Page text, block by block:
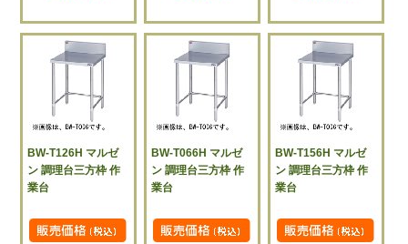
BW-T126H マルゼ
ン 調理台三方枠 作
業台
BW-T066H マルゼ
ン 調理台三方枠 作
業台
BW-T156H マルゼ
ン 調理台三方枠 作
業台